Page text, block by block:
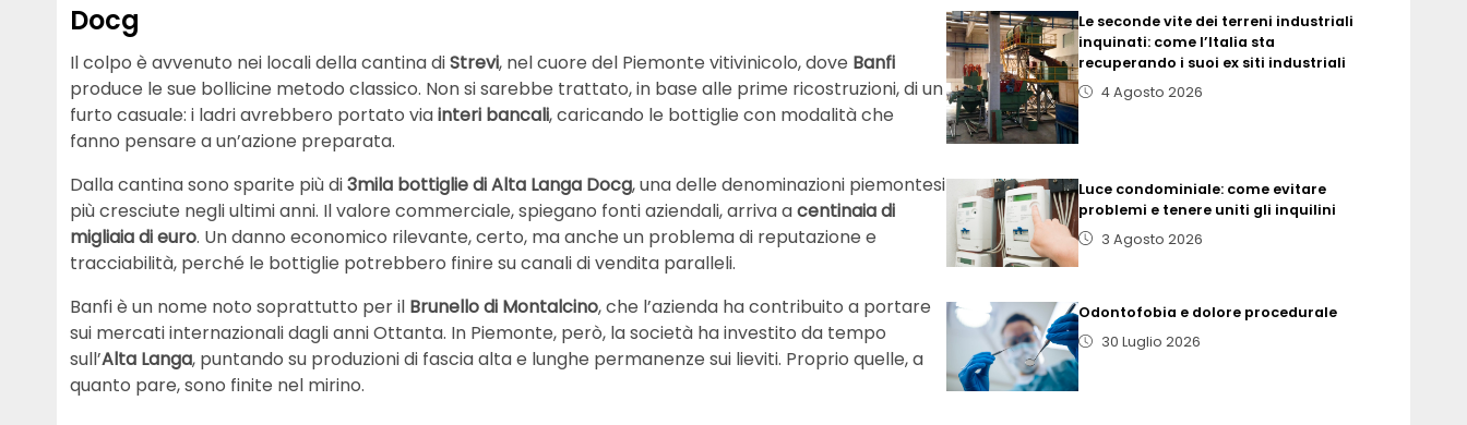
Docg
Il colpo è avvenuto nei locali della cantina diStrevi, nel cuore del Piemonte vitivinicolo, dove Banfi
produce le sue bollicine metodo classico. Non si sarebbe trattato, in base alle prime ricostruzioni, di un
furto casuale: i ladri avrebbero portato viainteri bancali, caricando le bottiglie con modalità che
fanno pensare a un’azione preparata.
Dalla cantina sono sparite più di3mila bottiglie di Alta Langa Docg, una delle denominazioni piemontesi
più cresciute negli ultimi anni. Il valore commerciale, spiegano fonti aziendali, arriva acentinaia di
migliaia di euro. Un danno economico rilevante, certo, ma anche un problema di reputazione e
tracciabilità, perché le bottiglie potrebbero finire su canali di vendita paralleli.
Banfi è un nome noto soprattutto per il Brunello di Montalcino, che l’azienda ha contribuito a portare
sui mercati internazionali dagli anni Ottanta. In Piemonte, però, la società ha investito da tempo
sull’Alta Langa, puntando su produzioni di fascia alta e lunghe permanenze sui lieviti. Proprio quelle, a
quanto pare, sono finite nel mirino.
Le seconde vite dei terreni industriali
inquinati: come l’Italia sta
recuperando i suoi ex siti industriali
4 Agosto 2026
Luce condominiale: come evitare
problemi e tenere uniti gli inquilini
3 Agosto 2026
Odontofobia e dolore procedurale
30 Luglio 2026